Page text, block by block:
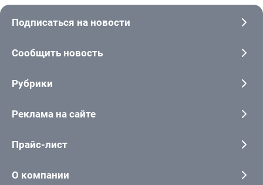
Подписаться на новости
Сообщить новость
Рубрики
Реклама на сайте
Прайс-лист
О компании